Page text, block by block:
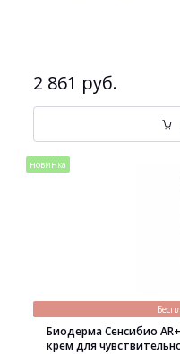
2 861 руб.
новинка
Биодерма Сенсибио
крем для